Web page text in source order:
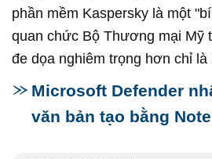
phần mềm Kaspersky là một
quan chức Bộ Thương mại Mỹ
đe dọa nghiêm trọng hơn chỉ là
Microsoft Defender
văn bản tạo bằng